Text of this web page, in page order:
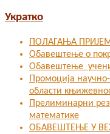
Укратко
ПОЛАГАЊА
Обавештење о
Обавештење
Промоција
области
Прелиминарни
математике
ОБАВЕШТЕЊЕ У